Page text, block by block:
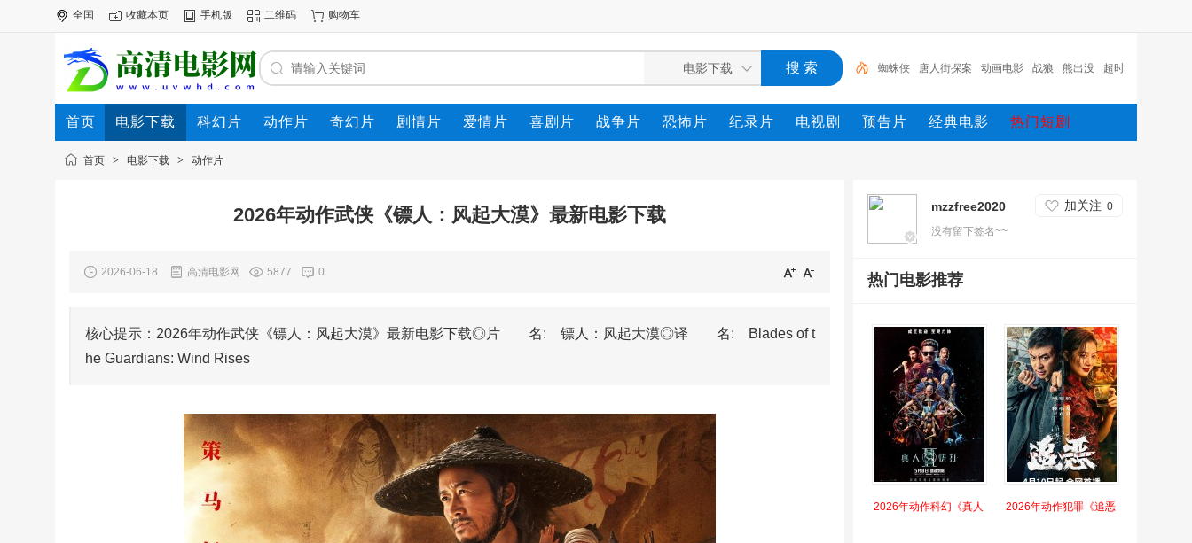
全国 收藏本页 手机版 二维码 购物车
蜘蛛侠 唐人街探案 动画电影 战狼 熊出没 超时
空 哥斯拉 重生 冰雪奇缘2 斗罗大陆
首页 电影下载 科幻片 动作片 奇幻片 剧情片 爱情片 喜剧片 战争片 恐怖片 纪录片 电视剧 预告片 经典电影 热门短剧
电影专题 下载帮助
首页 > 电影下载 > 动作片
2026年动作武侠《镖人：风起大漠》最新电影下载
2026-06-18 高清电影网 5877 0
核心提示：2026年动作武侠《镖人：风起大漠》最新电影下载◎片 名: 镖人：风起大漠◎译 名: Blades of t
he Guardians: Wind Rises
mzzfree2020 加关注 0
没有留下签名~~
热门电影推荐
2026年动作科幻《真人 2026年动作犯罪《追恶